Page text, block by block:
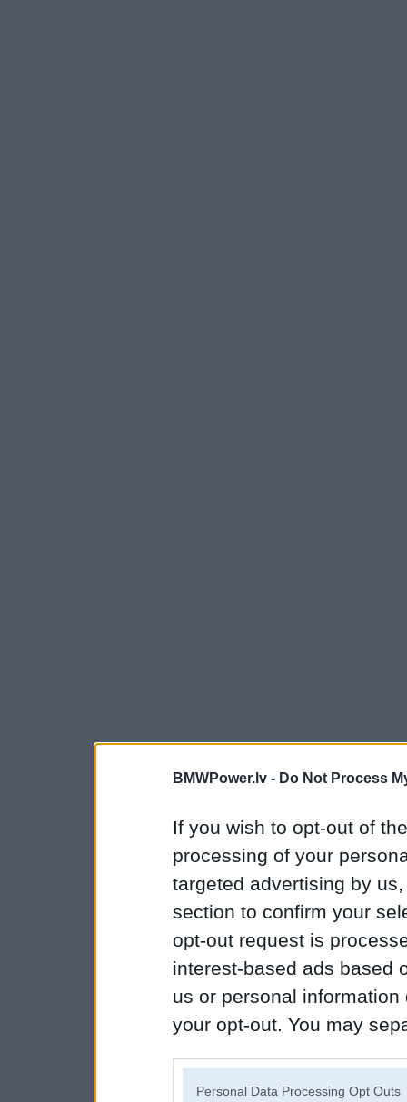
BMWPower.lv - Do Not Process
If you wish to opt-out of
processing of your
targeted advertising by
section to confirm your
opt-out request is
interest-based ads based
us or personal
your opt-out. You may
Personal Data Processing Opt Outs